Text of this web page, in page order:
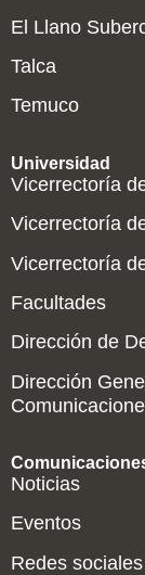
El Llano
Talca
Temuco
Universidad
Vicerrectoría
Vicerrectoría
Vicerrectoría
Facultades
Dirección de
Dirección
Noticias
Eventos
Redes sociales